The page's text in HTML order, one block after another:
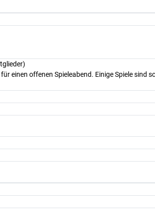
einen offenen Spieleabend. Einige Spiele sind